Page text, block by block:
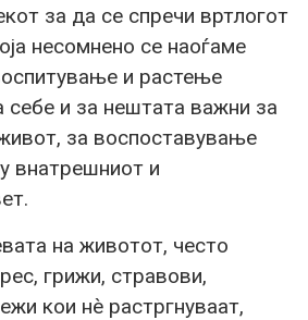
за да се спречи вртлогот
несомнено се наоѓаме
и растење
себе и за нештата важни за
за воспоставување
внатрешниот и
на животот, често
грижи, стравови,
кои нè растргнуваат,